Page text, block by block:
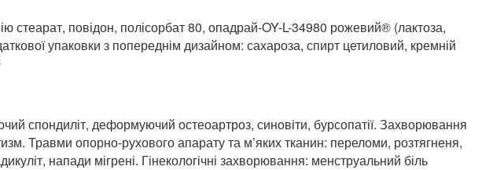
стеарат, повідон, полісорбат 80, опадрай-OY-L-34980 рожевий® (лактоза,
упаковки з попереднім дизайном: сахароза, спирт цетиловий, кремній
спондиліт, деформуючий остеоартроз, синовіти, бурсопатії. Захворювання
Травми опорно-рухового апарату та м’яких тканин: переломи, розтягненя,
напади мігрені. Гінекологічні захворювання: менструальний біль